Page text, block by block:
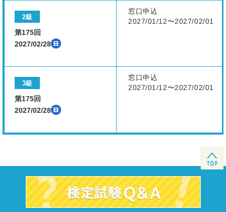
2級
第175回
2027/02/28
窓口申込
2027/01/12〜2027/02/01
3級
第175回
2027/02/28
窓口申込
2027/01/12〜2027/02/01